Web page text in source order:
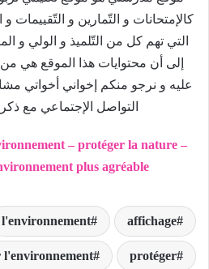
كالإمتحانات و التّمارين و التّقييمات
التي تهم كل من التّلميذ و الولي و
إلى أن محتوايات هذا الموقع هي
عليه و نرجو منكم إخواني أخواتي
التواصل الإجتماعي مع
– protéger la nature –
plus agréable
affichage
l'environnement
protéger
l'environnement